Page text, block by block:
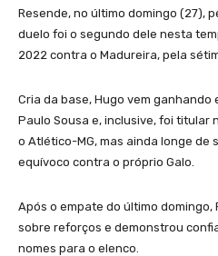
Resende, no último domingo (27),
duelo foi o segundo dele nesta
2022 contra o Madureira, pela
Cria da base, Hugo vem
Paulo Sousa e, inclusive, foi titular
o Atlético-MG, mas ainda longe de
equívoco contra o próprio Galo.
Após o empate do último
sobre reforços e demonstrou
nomes para o elenco.